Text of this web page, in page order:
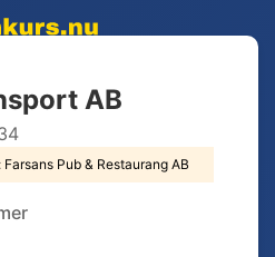
AB
Farsans Pub & Restaurang AB